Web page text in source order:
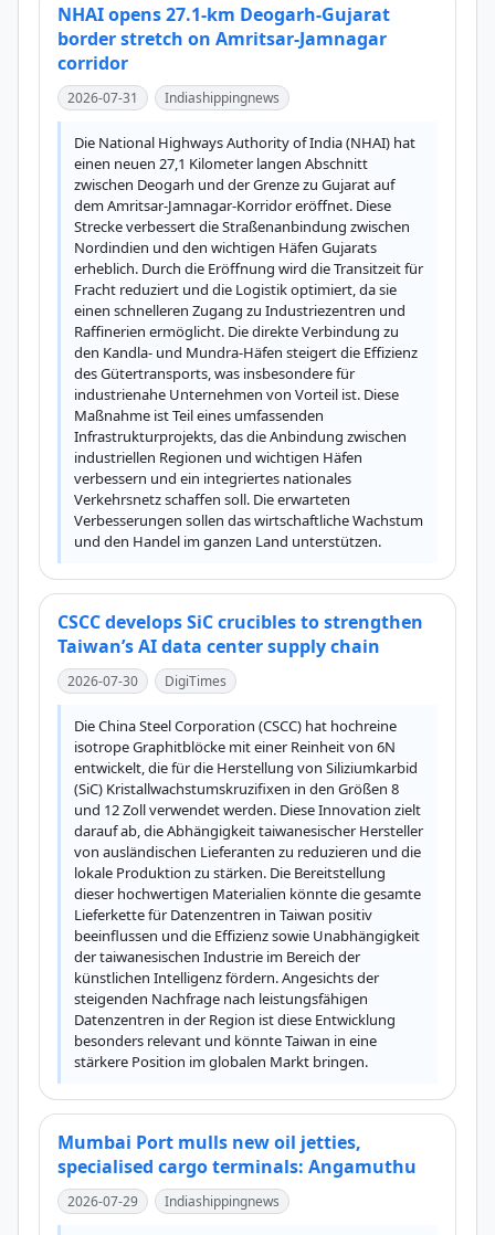
NHAI opens 27.1-km Deogarh-Gujarat
border stretch on Amritsar-Jamnagar
corridor
2026-07-31 Indiashippingnews
Die National Highways Authority of India (NHAI) hat
einen neuen 27,1 Kilometer langen Abschnitt
zwischen Deogarh und der Grenze zu Gujarat auf
dem Amritsar-Jamnagar-Korridor eröffnet. Diese
Strecke verbessert die Straßenanbindung zwischen
Nordindien und den wichtigen Häfen Gujarats
erheblich. Durch die Eröffnung wird die Transitzeit für
Fracht reduziert und die Logistik optimiert, da sie
einen schnelleren Zugang zu Industriezentren und
Raffinerien ermöglicht. Die direkte Verbindung zu
den Kandla- und Mundra-Häfen steigert die Effizienz
des Gütertransports, was insbesondere für
industrienahe Unternehmen von Vorteil ist. Diese
Maßnahme ist Teil eines umfassenden
Infrastrukturprojekts, das die Anbindung zwischen
industriellen Regionen und wichtigen Häfen
verbessern und ein integriertes nationales
Verkehrsnetz schaffen soll. Die erwarteten
Verbesserungen sollen das wirtschaftliche Wachstum
und den Handel im ganzen Land unterstützen.
CSCC develops SiC crucibles to strengthen
Taiwan’s AI data center supply chain
2026-07-30 DigiTimes
Die China Steel Corporation (CSCC) hat hochreine
isotrope Graphitblöcke mit einer Reinheit von 6N
entwickelt, die für die Herstellung von Siliziumkarbid
(SiC) Kristallwachstumskruzifixen in den Größen 8
und 12 Zoll verwendet werden. Diese Innovation zielt
darauf ab, die Abhängigkeit taiwanesischer Hersteller
von ausländischen Lieferanten zu reduzieren und die
lokale Produktion zu stärken. Die Bereitstellung
dieser hochwertigen Materialien könnte die gesamte
Lieferkette für Datenzentren in Taiwan positiv
beeinflussen und die Effizienz sowie Unabhängigkeit
der taiwanesischen Industrie im Bereich der
künstlichen Intelligenz fördern. Angesichts der
steigenden Nachfrage nach leistungsfähigen
Datenzentren in der Region ist diese Entwicklung
besonders relevant und könnte Taiwan in eine
stärkere Position im globalen Markt bringen.
Mumbai Port mulls new oil jetties,
specialised cargo terminals: Angamuthu
2026-07-29 Indiashippingnews